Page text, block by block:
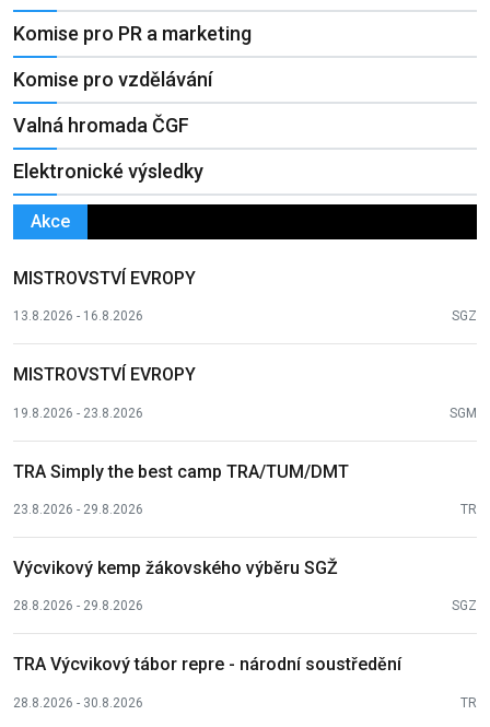
Komise pro PR a marketing
Komise pro vzdělávání
Valná hromada ČGF
Elektronické výsledky
Akce
MISTROVSTVÍ EVROPY
13.8.2026 - 16.8.2026 SGZ
MISTROVSTVÍ EVROPY
19.8.2026 - 23.8.2026 SGM
TRA Simply the best camp TRA/TUM/DMT
23.8.2026 - 29.8.2026 TR
Výcvikový kemp žákovského výběru SGŽ
28.8.2026 - 29.8.2026 SGZ
TRA Výcvikový tábor repre - národní soustředění
28.8.2026 - 30.8.2026 TR